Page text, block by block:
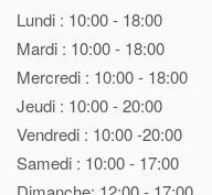
Lundi : 10:00 - 18:00
Mardi : 10:00 - 18:00
Mercredi : 10:00 - 18:00
Jeudi : 10:00 - 20:00
Vendredi : 10:00 -20:00
Samedi : 10:00 - 17:00